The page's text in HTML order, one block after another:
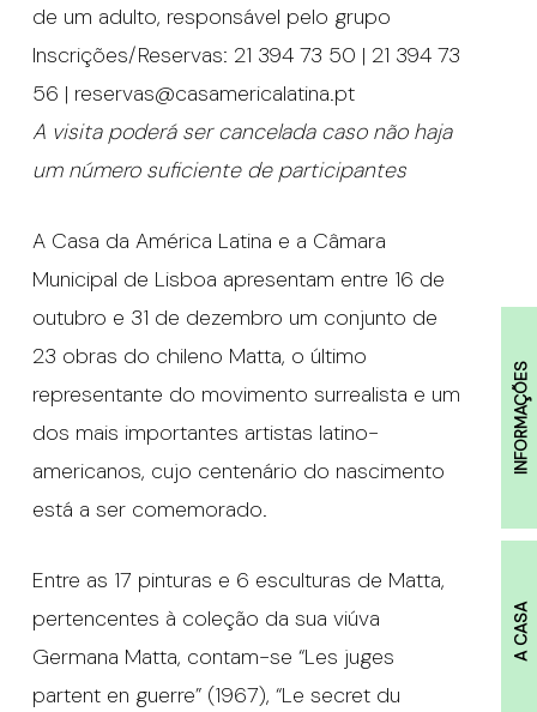
INFORMAÇÕES
A CASA
de um adulto, responsável pelo grupo
Inscrições/Reservas: 21 394 73 50 | 21 394 73
56 | reservas@casamericalatina.pt
A visita poderá ser cancelada caso não haja
um número suficiente de participantes
A Casa da América Latina e a Câmara
Municipal de Lisboa apresentam entre 16 de
outubro e 31 de dezembro um conjunto de
23 obras do chileno Matta, o último
representante do movimento surrealista e um
dos mais importantes artistas latino-
americanos, cujo centenário do nascimento
está a ser comemorado.
Entre as 17 pinturas e 6 esculturas de Matta,
pertencentes à coleção da sua viúva
Germana Matta, contam-se “Les juges
partent en guerre” (1967), “Le secret du